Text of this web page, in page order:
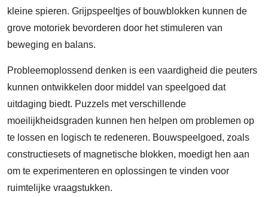
kleine spieren. Grijpspeeltjes of bouwblokken kunnen de
grove motoriek bevorderen door het stimuleren van
beweging en balans.
Probleemoplossend denken is een vaardigheid die peuters
kunnen ontwikkelen door middel van speelgoed dat
uitdaging biedt. Puzzels met verschillende
moeilijkheidsgraden kunnen hen helpen om problemen op
te lossen en logisch te redeneren. Bouwspeelgoed, zoals
constructiesets of magnetische blokken, moedigt hen aan
om te experimenteren en oplossingen te vinden voor
ruimtelijke vraagstukken.